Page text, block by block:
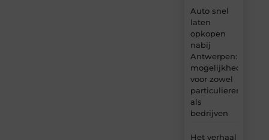
Auto snel
laten
opkopen
nabij
Antwerpen:
mogelijkheden
voor zowel
particulieren
als
bedrijven
Het verhaal